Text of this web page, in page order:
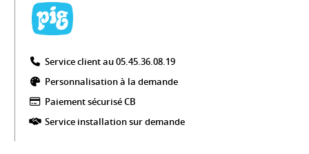
Service client au 05.45.36.08.19​
Personnalisation à la demande
Paiement sécurisé CB​
Service installation sur demande